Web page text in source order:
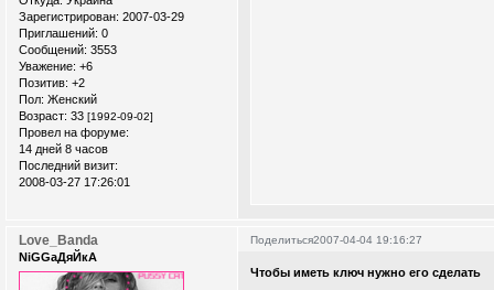
Зарегистрирован: 2007-03-29
Приглашений: 0
Сообщений: 3553
Уважение: +6
Позитив: +2
Пол: Женский
Возраст: 33 [1992-09-02]
Провел на форуме:
14 дней 8 часов
Последний визит:
2008-03-27 17:26:01
Поделиться2007-04-04 19:16:27
Love_Banda
NiGGaДяЙкА
Чтобы иметь ключ нужно его сделать